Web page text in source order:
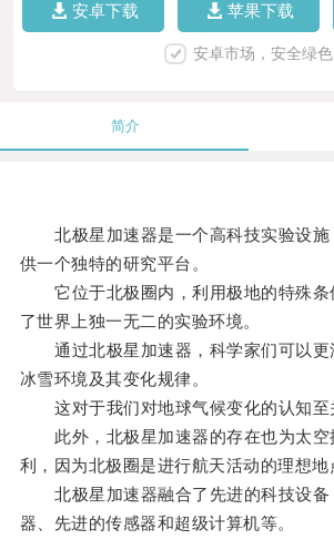
安卓下载 苹果下载
安卓市场，安全绿色
简介
北极星加速器是一个高科技实验设施
供一个独特的研究平台。
它位于北极圈内，利用极地的特殊条
了世界上独一无二的实验环境。
通过北极星加速器，科学家们可以更
冰雪环境及其变化规律。
这对于我们对地球气候变化的认知至
此外，北极星加速器的存在也为太空
利，因为北极圈是进行航天活动的理想地
北极星加速器融合了先进的科技设备
器、先进的传感器和超级计算机等。